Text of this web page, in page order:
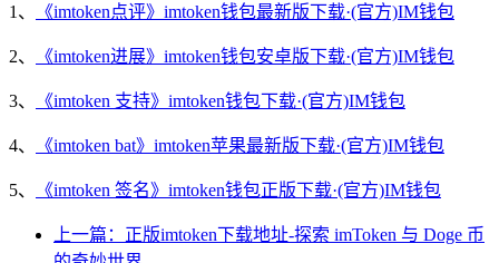
1、 《imtoken点评》imtoken钱包最新版下载·(官方)IM钱包
2、 《imtoken进展》imtoken钱包安卓版下载·(官方)IM钱包
3、 《imtoken 支持》imtoken钱包下载·(官方)IM钱包
4、 《imtoken bat》imtoken苹果最新版下载·(官方)IM钱包
5、 《imtoken 签名》imtoken钱包正版下载·(官方)IM钱包
上一篇：正版imtoken下载地址-探索 imToken 与 Doge 币